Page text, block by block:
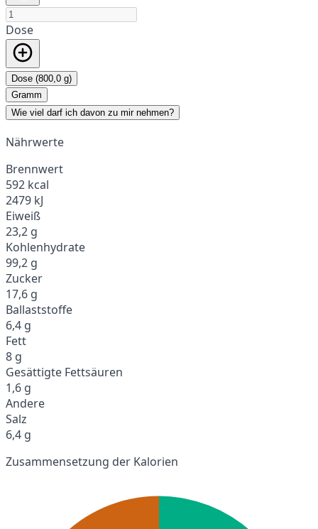
Dose
Dose (800,0 g)
Gramm
Wie viel darf ich davon zu mir nehmen?
Nährwerte
Brennwert
592 kcal
2479 kJ
Eiweiß
23,2 g
Kohlenhydrate
99,2 g
Zucker
17,6 g
Ballaststoffe
6,4 g
Fett
8 g
Gesättigte Fettsäuren
1,6 g
Andere
Salz
6,4 g
Zusammensetzung der Kalorien